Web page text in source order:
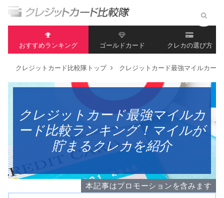
おすすめランキング ゴールドカード クレカの選び方
クレジットカード比較隊トップ クレジットカード最強マイルカー
クレジットカード最強マイルカ
ード比較ランキング！マイルが
貯まるクレカを紹介
本記事はプロモーションを含みます